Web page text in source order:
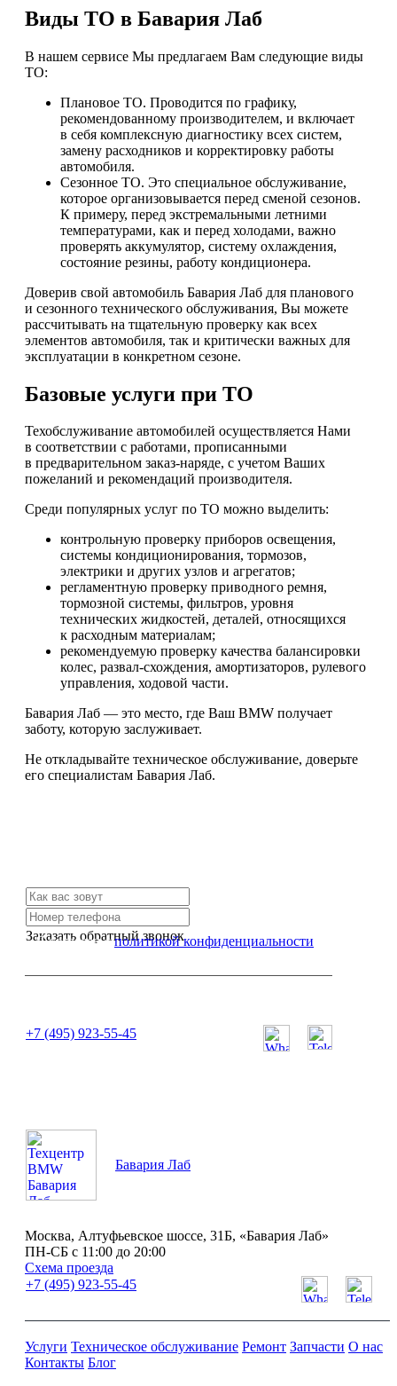
Виды ТО в Бавария Лаб
В нашем сервисе Мы предлагаем Вам следующие виды
ТО:
Плановое ТО. Проводится по графику,
рекомендованному производителем, и включает
в себя комплексную диагностику всех систем,
замену расходников и корректировку работы
автомобиля.
Сезонное ТО. Это специальное обслуживание,
которое организовывается перед сменой сезонов.
К примеру, перед экстремальными летними
температурами, как и перед холодами, важно
проверять аккумулятор, систему охлаждения,
состояние резины, работу кондиционера.
Доверив свой автомобиль Бавария Лаб для планового
и сезонного технического обслуживания, Вы можете
рассчитывать на тщательную проверку как всех
элементов автомобиля, так и критически важных для
эксплуатации в конкретном сезоне.
Базовые услуги при ТО
Техобслуживание автомобилей осуществляется Нами
в соответствии с работами, прописанными
в предварительном заказ-наряде, с учетом Ваших
пожеланий и рекомендаций производителя.
Среди популярных услуг по ТО можно выделить:
контрольную проверку приборов освещения,
системы кондиционирования, тормозов,
электрики и других узлов и агрегатов;
регламентную проверку приводного ремня,
тормозной системы, фильтров, уровня
технических жидкостей, деталей, относящихся
к расходным материалам;
рекомендуемую проверку качества балансировки
колес, развал-схождения, амортизаторов, рулевого
управления, ходовой части.
Бавария Лаб — это место, где Ваш BMW получает
заботу, которую заслуживает.
Не откладывайте техническое обслуживание, доверьте
его специалистам Бавария Лаб.
Заказать обратный звонок
Я согласен сполитикой конфиденциальности
+7 (495) 923-55-45
Бавария Лаб
Москва, Алтуфьевское шоссе, 31Б, «Бавария Лаб»
ПН-СБ с 11:00 до 20:00
Схема проезда
+7 (495) 923-55-45
Услуги Техническое обслуживание Ремонт Запчасти О нас
Контакты Блог